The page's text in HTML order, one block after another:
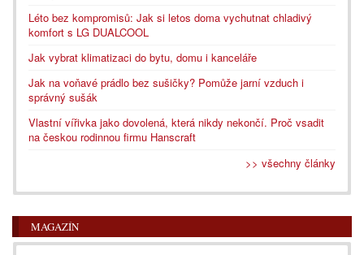
Léto bez kompromisů: Jak si letos doma vychutnat chladivý
komfort s LG DUALCOOL
Jak vybrat klimatizaci do bytu, domu i kanceláře
Jak na voňavé prádlo bez sušičky? Pomůže jarní vzduch i
správný sušák
Vlastní vířivka jako dovolená, která nikdy nekončí. Proč vsadit
na českou rodinnou firmu Hanscraft
>> všechny články
MAGAZÍN